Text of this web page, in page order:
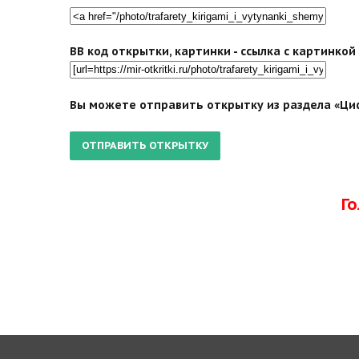
BB код открытки, картинки - ссылка с
Вы можете отправить открытку из раздела